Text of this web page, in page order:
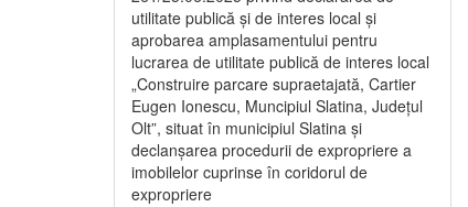
utilitate publică și de interes local și
aprobarea amplasamentului pentru
lucrarea de utilitate publică de interes local
„Construire parcare supraetajată, Cartier
Eugen Ionescu, Muncipiul Slatina, Județul
Olt”, situat în municipiul Slatina și
declanșarea procedurii de expropriere a
imobilelor cuprinse în coridorul de
expropriere